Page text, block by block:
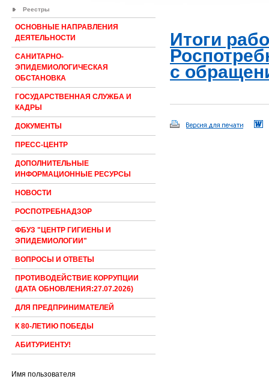
Реестры
ОСНОВНЫЕ НАПРАВЛЕНИЯ
ДЕЯТЕЛЬНОСТИ
САНИТАРНО-
ЭПИДЕМИОЛОГИЧЕСКАЯ
ОБСТАНОВКА
ГОСУДАРСТВЕННАЯ СЛУЖБА И
КАДРЫ
ДОКУМЕНТЫ
ПРЕСС-ЦЕНТР
ДОПОЛНИТЕЛЬНЫЕ
ИНФОРМАЦИОННЫЕ РЕСУРСЫ
НОВОСТИ
РОСПОТРЕБНАДЗОР
ФБУЗ "ЦЕНТР ГИГИЕНЫ И
ЭПИДЕМИОЛОГИИ"
ВОПРОСЫ И ОТВЕТЫ
ПРОТИВОДЕЙСТВИЕ КОРРУПЦИИ
(ДАТА ОБНОВЛЕНИЯ:27.07.2026)
ДЛЯ ПРЕДПРИНИМАТЕЛЕЙ
К 80-ЛЕТИЮ ПОБЕДЫ
АБИТУРИЕНТУ!
Имя пользователя
Итоги
с